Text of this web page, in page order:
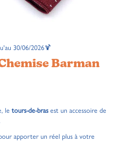
30/06/2026🍹
Barman
le tours-de-bras est un accessoire de
apporter un réel plus à votre